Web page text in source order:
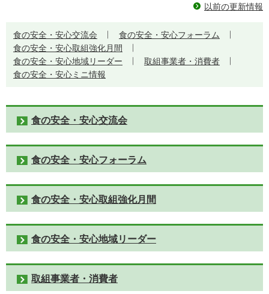
以前の更新情報
食の安全・安心交流会
食の安全・安心フォーラム
食の安全・安心取組強化月間
食の安全・安心地域リーダー
取組事業者・消費者
食の安全・安心ミニ情報
食の安全・安心交流会
食の安全・安心フォーラム
食の安全・安心取組強化月間
食の安全・安心地域リーダー
取組事業者・消費者